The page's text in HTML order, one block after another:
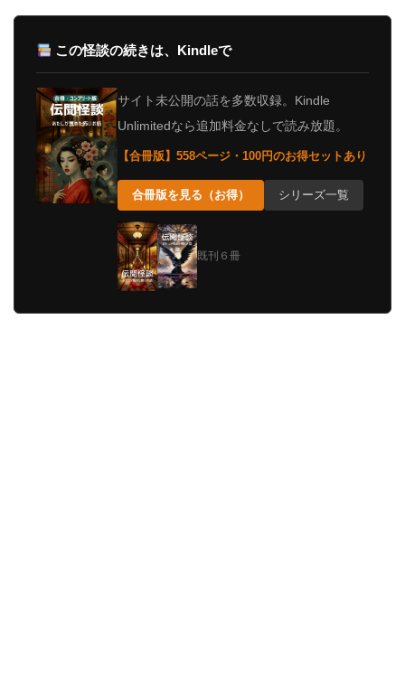
この怪談の続きは、Kindleで
サイト未公開の話を多数収録。Kindle
Unlimitedなら追加料金なしで読み放題。
【合冊版】558ページ・100円のお得セットあり
合冊版を見る（お得） シリーズ一覧
既刊６冊